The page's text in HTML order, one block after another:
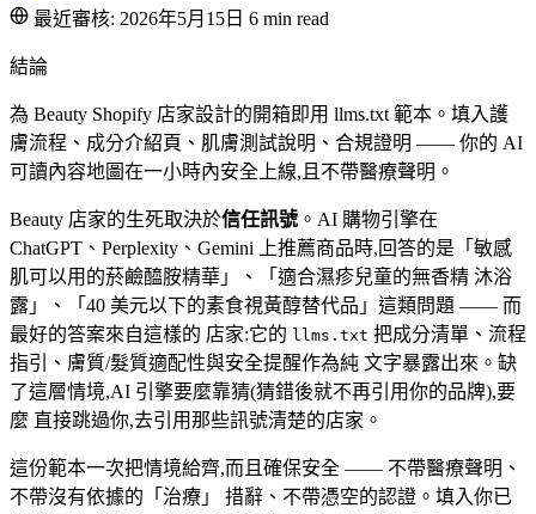
最近審核: 2026年5月15日 6 min read
結論
為 Beauty Shopify 店家設計的開箱即用 llms.txt 範本。填入護
膚流程、成分介紹頁、肌膚測試說明、合規證明 —— 你的 AI
可讀內容地圖在一小時內安全上線,且不帶醫療聲明。
Beauty 店家的生死取決於信任訊號。AI 購物引擎在
ChatGPT、Perplexity、Gemini 上推薦商品時,回答的是「敏感
肌可以用的菸鹼醯胺精華」、「適合濕疹兒童的無香精 沐浴
露」、「40 美元以下的素食視黃醇替代品」這類問題 —— 而
最好的答案來自這樣的 店家:它的 llms.txt 把成分清單、流程
指引、膚質/髮質適配性與安全提醒作為純 文字暴露出來。缺
了這層情境,AI 引擎要麼靠猜(猜錯後就不再引用你的品牌),要
麼 直接跳過你,去引用那些訊號清楚的店家。
這份範本一次把情境給齊,而且確保安全 —— 不帶醫療聲明、
不帶沒有依據的「治療」 措辭、不帶憑空的認證。填入你已